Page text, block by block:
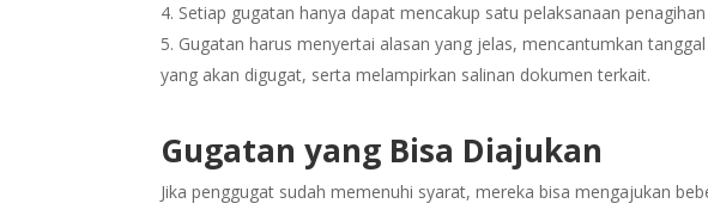
Setiap gugatan hanya dapat mencakup satu pelaksanaan
Gugatan harus menyertai alasan yang jelas, mencantumkan
yang akan digugat, serta melampirkan salinan dokumen terkait.
Gugatan yang Bisa Diajukan
Jika penggugat sudah memenuhi syarat, mereka bisa mengajukan